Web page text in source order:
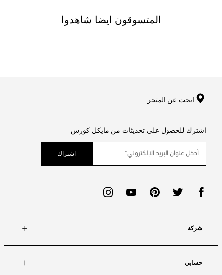
المتسوقون ايضا شاهدوا
ابحث عن المتجر
اشترك للحصول على تحديثات من مايكل كورس
اشتراك
شركة
حسابي